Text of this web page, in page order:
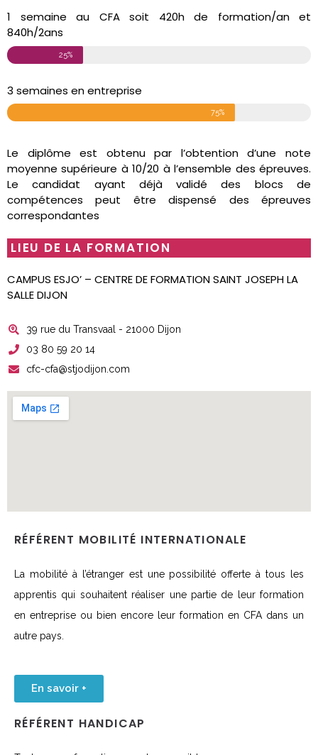
1 semaine au CFA soit 420h de formation/an et
840h/2ans
25%
3 semaines en entreprise
75%
Le diplôme est obtenu par l’obtention d’une note
moyenne supérieure à 10/20 à l’ensemble des épreuves.
Le candidat ayant déjà validé des blocs de
compétences peut être dispensé des épreuves
correspondantes
LIEU DE LA FORMATION
CAMPUS ESJO’ – CENTRE DE FORMATION SAINT JOSEPH LA
SALLE DIJON
39 rue du Transvaal - 21000 Dijon
03 80 59 20 14
cfc-cfa@stjodijon.com
RÉFÉRENT MOBILITÉ INTERNATIONALE
La mobilité à l’étranger est une possibilité offerte à tous les
apprentis qui souhaitent réaliser une partie de leur formation
en entreprise ou bien encore leur formation en CFA dans un
autre pays.
En savoir +
RÉFÉRENT HANDICAP